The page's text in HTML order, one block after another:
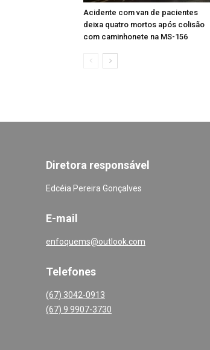
Acidente com van de pacientes
deixa quatro mortos após colisão
com caminhonete na MS-156
Diretora responsável
Edcéia Pereira Gonçalves
E-mail
enfoquems@outlook.com
Telefones
(67) 3042-0913
(67) 9 9907-3730